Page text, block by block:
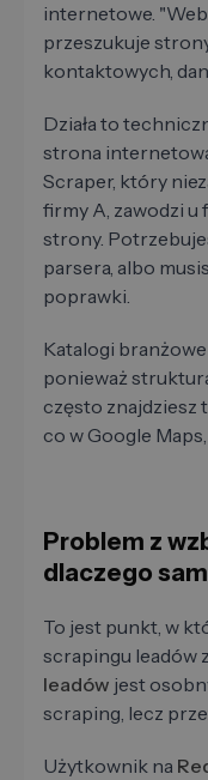
internetowe.
przeszukuje
kontaktowych,
Działa to
strona
Scraper, który
firmy A, zawodzi u
strony.
parsera, albo
poprawki.
Katalogi
ponieważ
często znajdziesz
co w Google
Problem z
dlaczego
To jest punkt, w
scrapingu leadów
leadów jest
scraping, lecz
Użytkownik na